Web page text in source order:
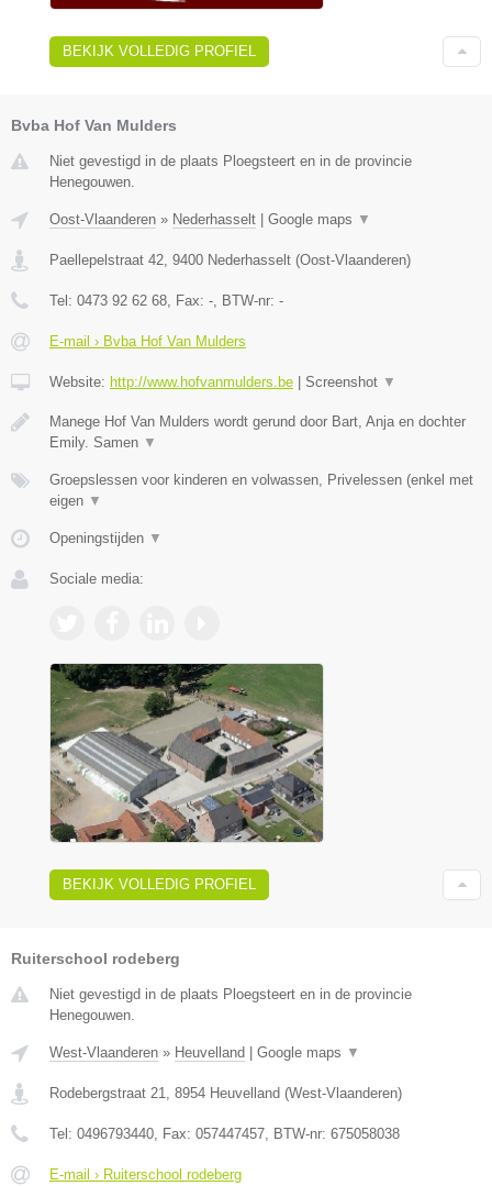
BEKIJK VOLLEDIG PROFIEL
Bvba Hof Van Mulders
Niet gevestigd in de plaats Ploegsteert en in de provincie
Henegouwen.
Oost-Vlaanderen » Nederhasselt Google maps ▼
Paellepelstraat 42, 9400 Nederhasselt (Oost-Vlaanderen)
Tel: 0473 92 62 68, Fax: -, BTW-nr: -
E-mail › Bvba Hof Van Mulders
Website: http://www.hofvanmulders.be Screenshot ▼
Manege Hof Van Mulders wordt gerund door Bart, Anja en dochter
Emily. Samen ▼
Groepslessen voor kinderen en volwassen, Privelessen (enkel met
eigen ▼
Openingstijden ▼
Sociale media:
BEKIJK VOLLEDIG PROFIEL
Ruiterschool rodeberg
Niet gevestigd in de plaats Ploegsteert en in de provincie
Henegouwen.
West-Vlaanderen » Heuvelland Google maps ▼
Rodebergstraat 21 8954 Heuvelland (West-Vlaanderen)
Tel: 0496793440 , Fax: 057447457 , BTW-nr: 675058038
E-mail › Ruiterschool rodeberg